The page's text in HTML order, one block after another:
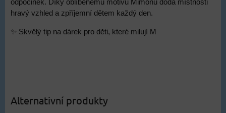
odpočinek. Díky oblíbenému motivu Mimoňů dodá místnosti
hravý vzhled a zpříjemní dětem každý den.
✨ Skvělý tip na dárek pro děti, které milují M
Alternativní produkty